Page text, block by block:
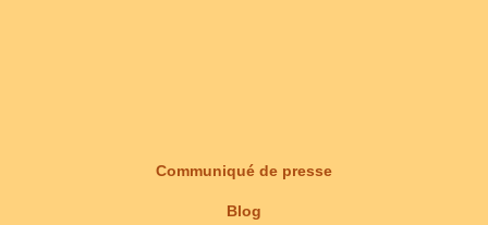
Communiqué de presse
Blog